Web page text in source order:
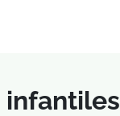
infantiles